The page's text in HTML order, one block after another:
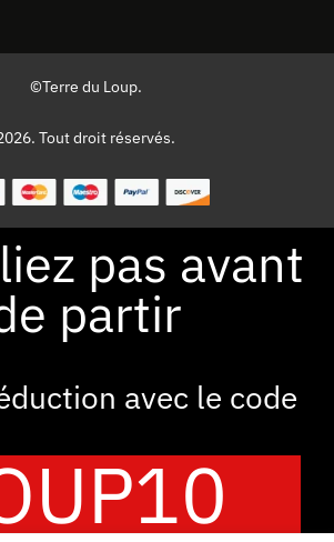
©Terre du Loup.
Tout droit réservés.
pas avant
partir
avec le code